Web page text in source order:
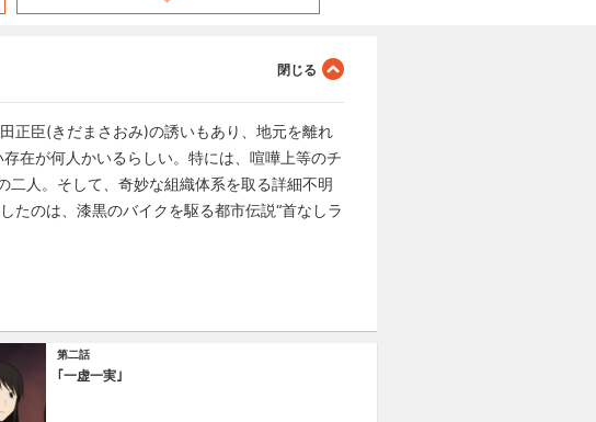
正臣(きだまさおみ)の誘いもあり、地元を離れ
在が何人かいるらしい。特には、喧嘩上等のチ
人。そして、奇妙な組織体系を取る詳細不明
たのは、漆黒のバイクを駆る都市伝説“首なしラ
第二話
｢一虚一実｣